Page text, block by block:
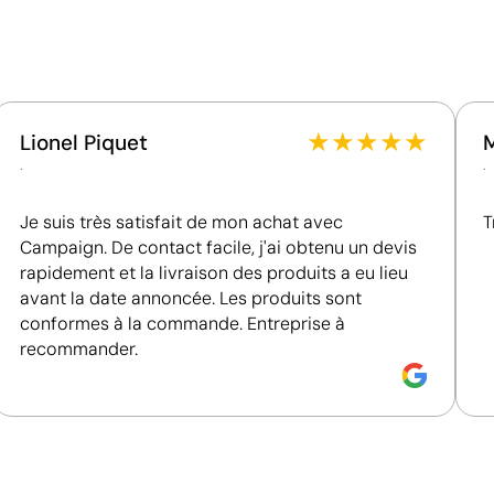
Position:zone 4
Size:40 x 40 mm
Sérigraphie ou tampographie:
maximum 1 couleur
Fournisseur lié à une usine auditée selon une norme
reconnue, garantissant la vérification des
conditions de travail.
entreprises en matière de performance ESG.
Fournisseur certifié ISO 14001, attestant d'un
système de gestion environnementale structuré.
Lionel Piquet
.
★★★★★
Je suis très satisfait de mon achat avec
Campaign. De contact facile, j'ai obtenu un devis
rapidement et la livraison des produits a eu lieu
avant la date annoncée. Les produits sont
conformes à la commande. Entreprise à
recommander.
.